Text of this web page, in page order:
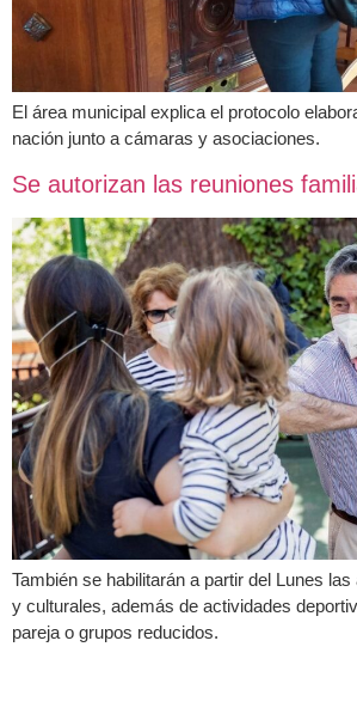
El área municipal explica el protocolo
nación junto a cámaras y asociaciones.
Se autorizan las reuniones
También se habilitarán a partir del Lunes
y culturales, además de actividades
pareja o grupos reducidos.